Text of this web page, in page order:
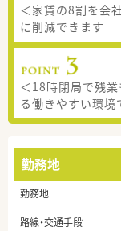
＜家賃の8割を会
に削減できます
＜18時閉局で残業
る働きやすい環境
勤務地
勤務地
路線・交通手段